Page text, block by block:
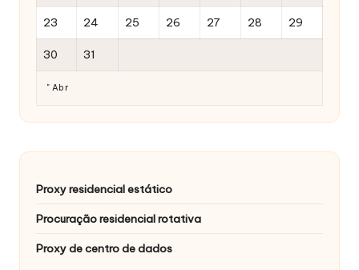
23 24 25 26 27 28 29
30 31
" Abr
Proxy residencial estático
Procuração residencial rotativa
Proxy de centro de dados